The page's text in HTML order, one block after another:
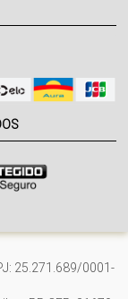
25.271.689/0001-